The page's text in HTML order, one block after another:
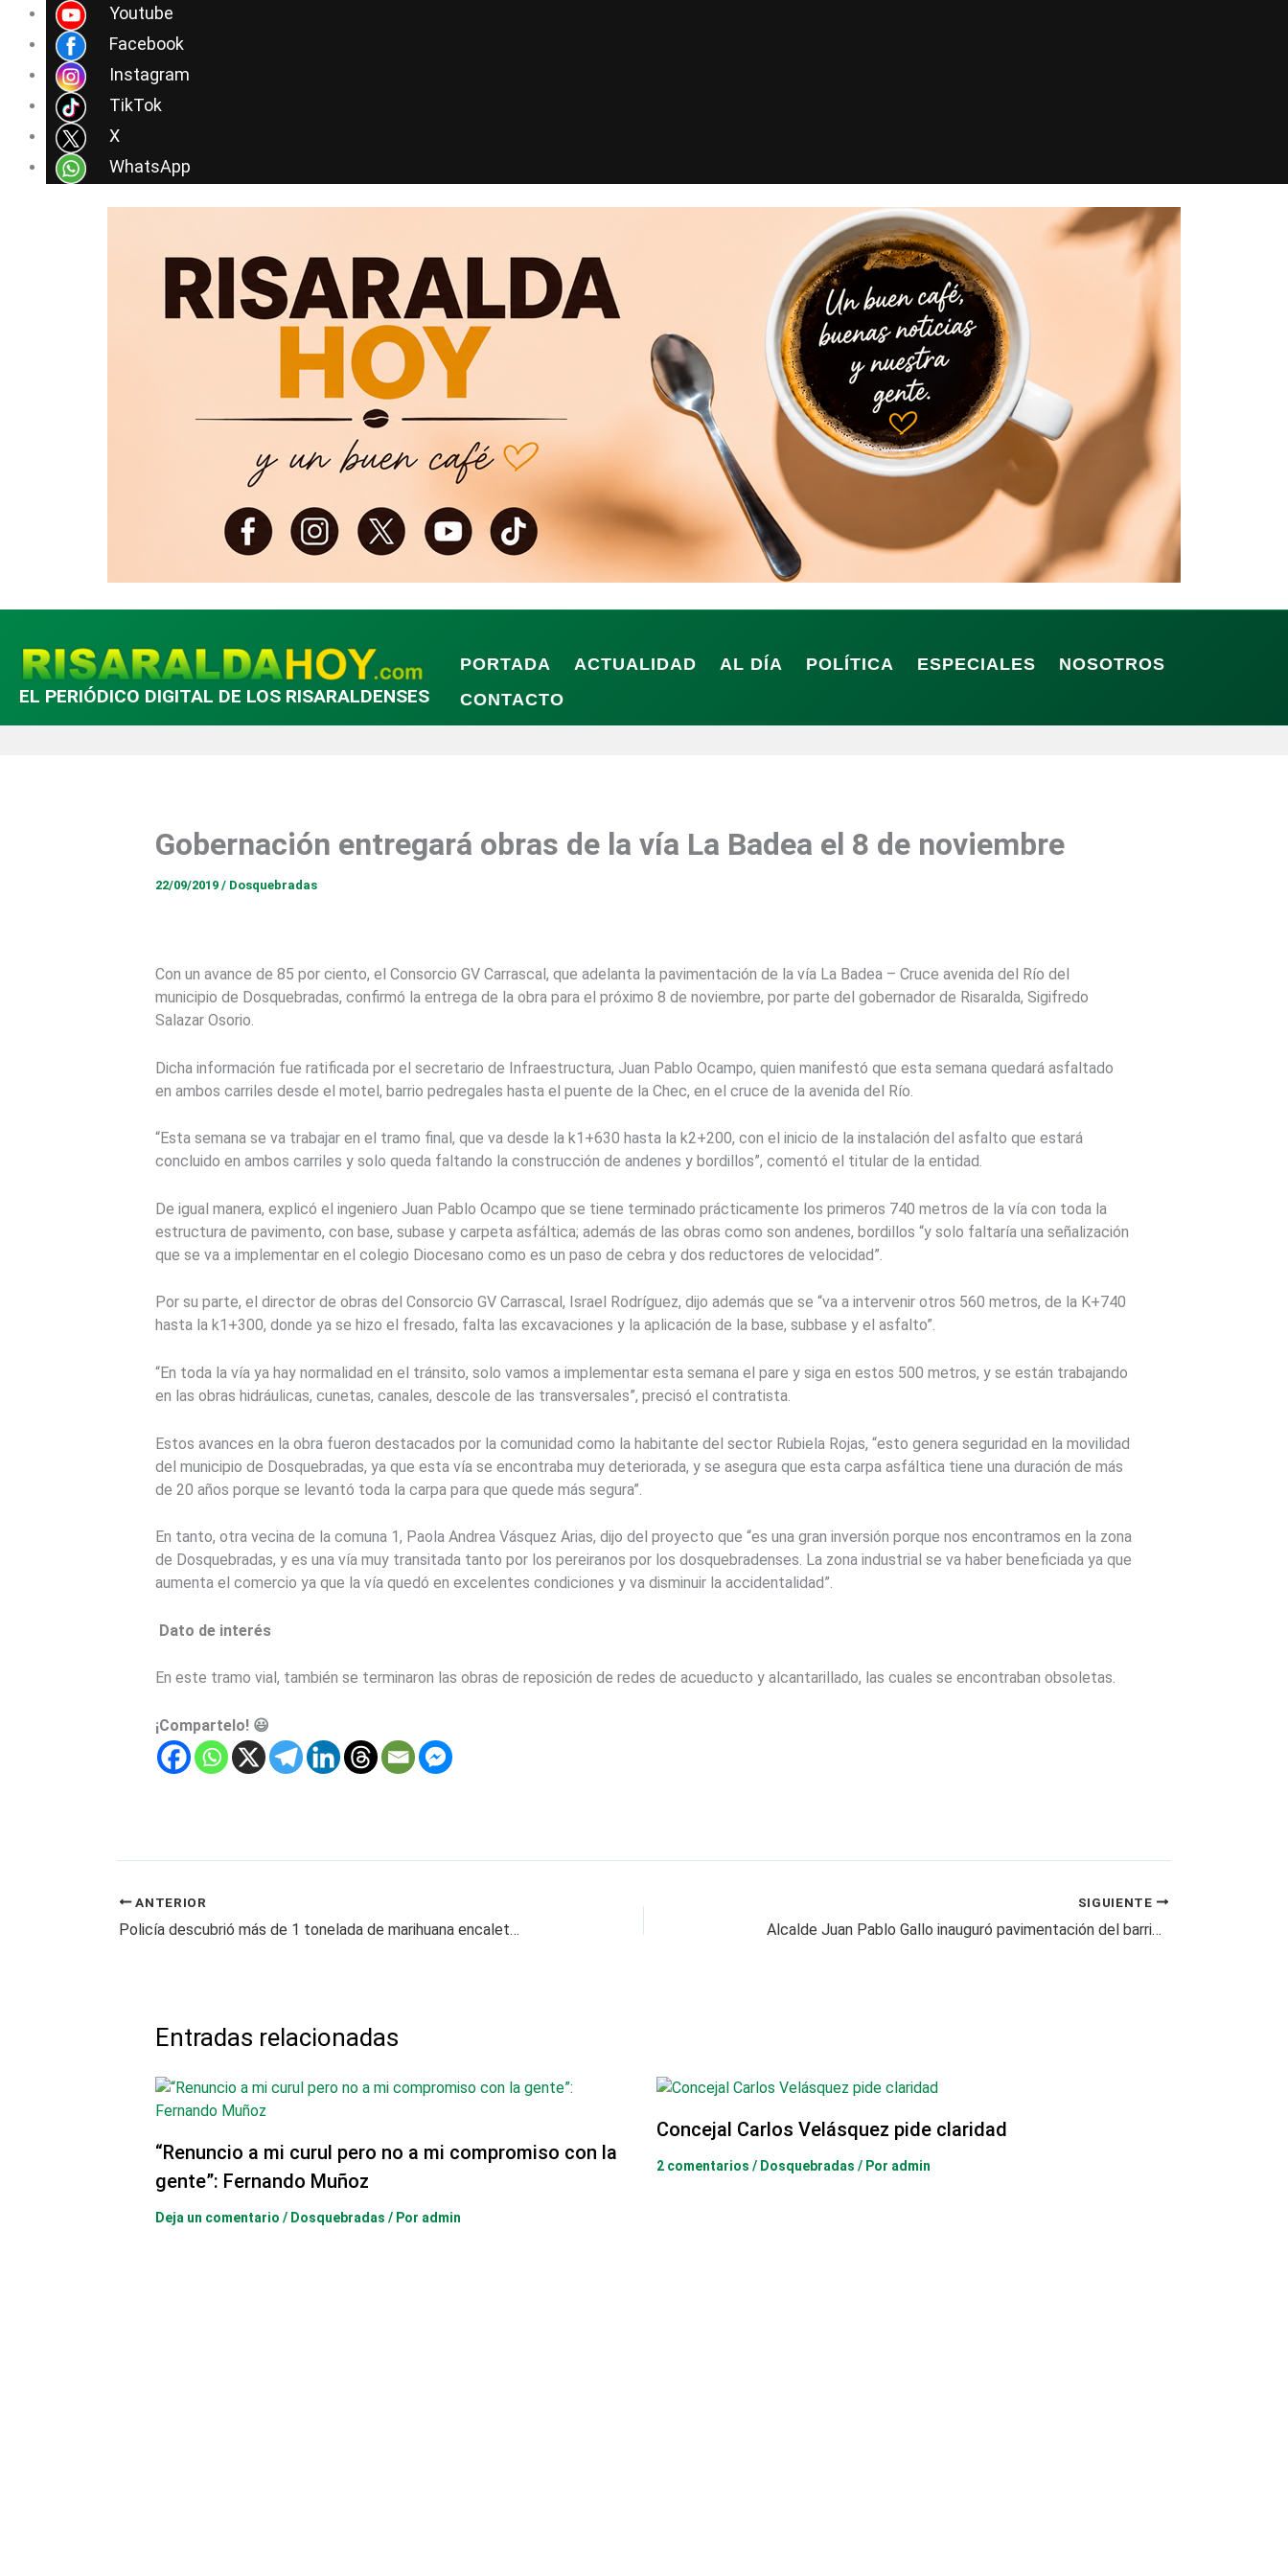
Youtube
Facebook
Instagram
TikTok
X
WhatsApp
contenido
EL PERIÓDICO DIGITAL DE LOS RISARALDENSES
PORTADA ACTUALIDAD AL DÍA POLÍTICA ESPECIALES
NOSOTROS
CONTACTO
Gobernación entregará obras de la vía La Badea el 8 de noviembre
22/09/2019 / Dosquebradas
Con un avance de 85 por ciento, el Consorcio GV Carrascal, que adelanta la pavimentación de la vía La Badea – Cruce avenida del Río del
municipio de Dosquebradas, confirmó la entrega de la obra para el próximo 8 de noviembre, por parte del gobernador de Risaralda, Sigifredo
Salazar Osorio.
Dicha información fue ratificada por el secretario de Infraestructura, Juan Pablo Ocampo, quien manifestó que esta semana quedará asfaltado
en ambos carriles desde el motel, barrio pedregales hasta el puente de la Chec, en el cruce de la avenida del Río.
“Esta semana se va trabajar en el tramo final, que va desde la k1+630 hasta la k2+200, con el inicio de la instalación del asfalto que estará
concluido en ambos carriles y solo queda faltando la construcción de andenes y bordillos”, comentó el titular de la entidad.
De igual manera, explicó el ingeniero Juan Pablo Ocampo que se tiene terminado prácticamente los primeros 740 metros de la vía con toda la
estructura de pavimento, con base, subase y carpeta asfáltica; además de las obras como son andenes, bordillos “y solo faltaría una señalización
que se va a implementar en el colegio Diocesano como es un paso de cebra y dos reductores de velocidad”.
Por su parte, el director de obras del Consorcio GV Carrascal, Israel Rodríguez, dijo además que se “va a intervenir otros 560 metros, de la K+740
hasta la k1+300, donde ya se hizo el fresado, falta las excavaciones y la aplicación de la base, subbase y el asfalto”.
“En toda la vía ya hay normalidad en el tránsito, solo vamos a implementar esta semana el pare y siga en estos 500 metros, y se están trabajando
en las obras hidráulicas, cunetas, canales, descole de las transversales”, precisó el contratista.
Estos avances en la obra fueron destacados por la comunidad como la habitante del sector Rubiela Rojas, “esto genera seguridad en la movilidad
del municipio de Dosquebradas, ya que esta vía se encontraba muy deteriorada, y se asegura que esta carpa asfáltica tiene una duración de más
de 20 años porque se levantó toda la carpa para que quede más segura”.
En tanto, otra vecina de la comuna 1, Paola Andrea Vásquez Arias, dijo del proyecto que “es una gran inversión porque nos encontramos en la zona
de Dosquebradas, y es una vía muy transitada tanto por los pereiranos por los dosquebradenses. La zona industrial se va haber beneficiada ya que
aumenta el comercio ya que la vía quedó en excelentes condiciones y va disminuir la accidentalidad”.
Dato de interés
En este tramo vial, también se terminaron las obras de reposición de redes de acueducto y alcantarillado, las cuales se encontraban obsoletas.
¡Compartelo! 😃
ANTERIOR
Policía descubrió más de 1 tonelada de marihuana encaletada entre tejas
SIGUIENTE
Alcalde Juan Pablo Gallo inauguró pavimentación del barrio La Habana
Entradas relacionadas
“Renuncio a mi curul pero no a mi compromiso con la
gente”: Fernando Muñoz
Deja un comentario / Dosquebradas / Por admin
Concejal Carlos Velásquez pide claridad
2 comentarios / Dosquebradas / Por admin